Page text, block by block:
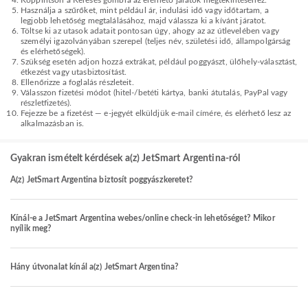
Használja a szűrőket, mint például ár, indulási idő vagy időtartam, a
legjobb lehetőség megtalálásához, majd válassza ki a kívánt járatot.
Töltse ki az utasok adatait pontosan úgy, ahogy az az útlevelében vagy
személyi igazolványában szerepel (teljes név, születési idő, állampolgárság
és elérhetőségek).
Szükség esetén adjon hozzá extrákat, például poggyászt, ülőhely-választást,
étkezést vagy utasbiztosítást.
Ellenőrizze a foglalás részleteit.
Válasszon fizetési módot (hitel-/betéti kártya, banki átutalás, PayPal vagy
részletfizetés).
Fejezze be a fizetést — e-jegyét elküldjük e-mail címére, és elérhető lesz az
alkalmazásban is.
Gyakran ismételt kérdések a(z) JetSmart Argentina-ról
A(z) JetSmart Argentina biztosít poggyászkeretet?
Kínál-e a JetSmart Argentina webes/online check-in lehetőséget? Mikor
nyílik meg?
Hány útvonalat kínál a(z) JetSmart Argentina?